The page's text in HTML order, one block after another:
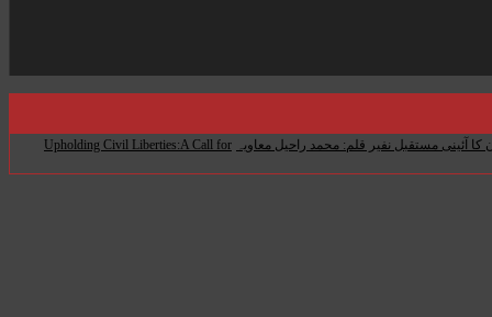
کا آئینی مستقبل نفیر قلم: محمد راحیل معاویہ Upholding Civil Liberties:A Call for